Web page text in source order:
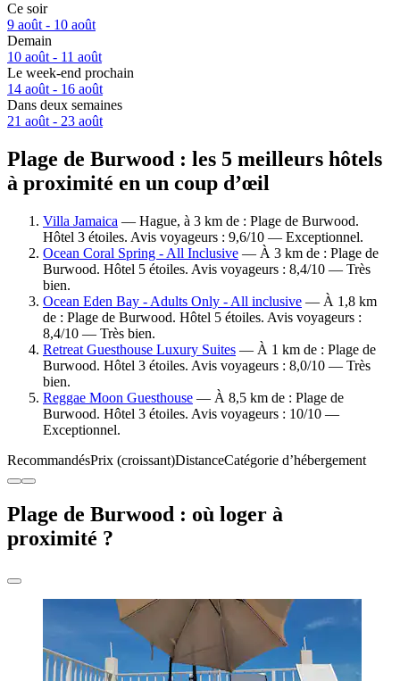
Ce soir
9 août - 10 août
Demain
10 août - 11 août
Le week-end prochain
14 août - 16 août
Dans deux semaines
21 août - 23 août
Plage de Burwood : les 5 meilleurs hôtels
à proximité en un coup d’œil
Villa Jamaica — Hague, à 3 km de : Plage de Burwood.
Hôtel 3 étoiles. Avis voyageurs : 9,6/10 — Exceptionnel.
Ocean Coral Spring - All Inclusive — À 3 km de : Plage de
Burwood. Hôtel 5 étoiles. Avis voyageurs : 8,4/10 — Très
bien.
Ocean Eden Bay - Adults Only - All inclusive — À 1,8 km
de : Plage de Burwood. Hôtel 5 étoiles. Avis voyageurs :
8,4/10 — Très bien.
Retreat Guesthouse Luxury Suites — À 1 km de : Plage de
Burwood. Hôtel 3 étoiles. Avis voyageurs : 8,0/10 — Très
bien.
Reggae Moon Guesthouse — À 8,5 km de : Plage de
Burwood. Hôtel 3 étoiles. Avis voyageurs : 10/10 —
Exceptionnel.
RecommandésPrix (croissant)DistanceCatégorie d’hébergement
Plage de Burwood : où loger à
proximité ?